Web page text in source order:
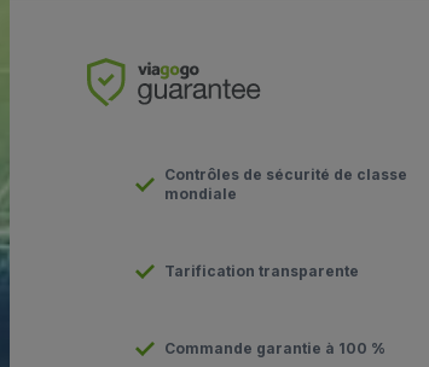
Contrôles de sécurité de classe
mondiale
Tarification transparente
Commande garantie à 100 %